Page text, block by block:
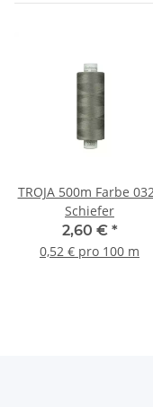
TROJA 500m Farbe
Schiefer
2,60 € *
0,52 € pro 100 m